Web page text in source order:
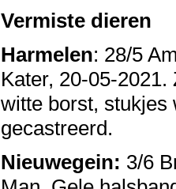
Vermiste dieren
Harmelen: 28/5
Kater, 20-05-
witte borst, stukjes
gecastreerd.
Nieuwegein: 3/6